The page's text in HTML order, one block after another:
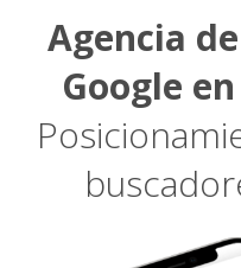
Agencia
Google